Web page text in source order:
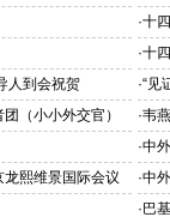
·十
锚
·十
--中
人到会祝贺
·“见
罗斯
（小小外交官）
·韦
·中
熙维景国际会议
·中
行
· 巴